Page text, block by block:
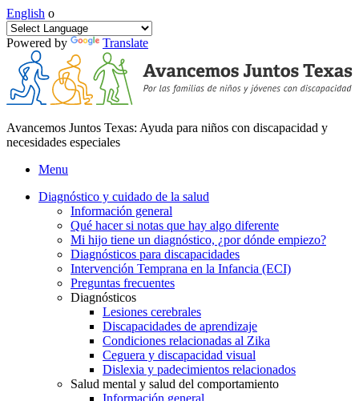
English o
Powered by Translate
Avancemos Juntos Texas: Ayuda para niños con discapacidad y
necesidades especiales
Menu
Diagnóstico y cuidado de la salud
Información general
Qué hacer si notas que hay algo diferente
Mi hijo tiene un diagnóstico, ¿por dónde empiezo?
Diagnósticos para discapacidades
Intervención Temprana en la Infancia (ECI)
Preguntas frecuentes
Diagnósticos
Lesiones cerebrales
Discapacidades de aprendizaje
Condiciones relacionadas al Zika
Ceguera y discapacidad visual
Dislexia y padecimientos relacionados
Salud mental y salud del comportamiento
Información general